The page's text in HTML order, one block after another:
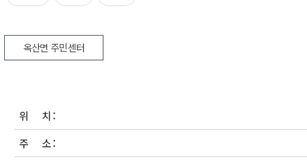
옥산면 주민센터
위 치 :
주 소 :